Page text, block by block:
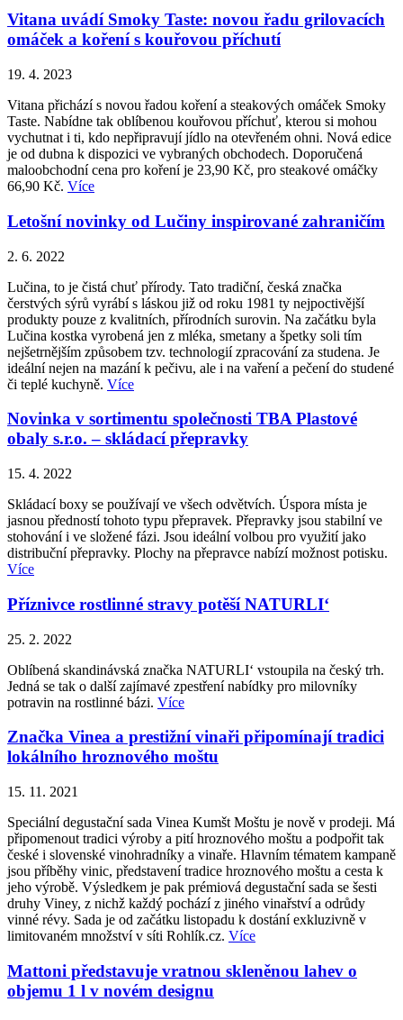
Vitana uvádí Smoky Taste: novou řadu grilovacích
omáček a koření s kouřovou příchutí
19. 4. 2023
Vitana přichází s novou řadou koření a steakových omáček Smoky
Taste. Nabídne tak oblíbenou kouřovou příchuť, kterou si mohou
vychutnat i ti, kdo nepřipravují jídlo na otevřeném ohni. Nová edice
je od dubna k dispozici ve vybraných obchodech. Doporučená
maloobchodní cena pro koření je 23,90 Kč, pro steakové omáčky
66,90 Kč. Více
Letošní novinky od Lučiny inspirované zahraničím
2. 6. 2022
Lučina, to je čistá chuť přírody. Tato tradiční, česká značka
čerstvých sýrů vyrábí s láskou již od roku 1981 ty nejpoctivější
produkty pouze z kvalitních, přírodních surovin. Na začátku byla
Lučina kostka vyrobená jen z mléka, smetany a špetky soli tím
nejšetrnějším způsobem tzv. technologií zpracování za studena. Je
ideální nejen na mazání k pečivu, ale i na vaření a pečení do studené
či teplé kuchyně. Více
Novinka v sortimentu společnosti TBA Plastové
obaly s.r.o. – skládací přepravky
15. 4. 2022
Skládací boxy se používají ve všech odvětvích. Úspora místa je
jasnou předností tohoto typu přepravek. Přepravky jsou stabilní ve
stohování i ve složené fázi. Jsou ideální volbou pro využití jako
distribuční přepravky. Plochy na přepravce nabízí možnost potisku.
Více
Příznivce rostlinné stravy potěší NATURLI‘
25. 2. 2022
Oblíbená skandinávská značka NATURLI‘ vstoupila na český trh.
Jedná se tak o další zajímavé zpestření nabídky pro milovníky
potravin na rostlinné bázi. Více
Značka Vinea a prestižní vinaři připomínají tradici
lokálního hroznového moštu
15. 11. 2021
Speciální degustační sada Vinea Kumšt Moštu je nově v prodeji. Má
připomenout tradici výroby a pití hroznového moštu a podpořit tak
české i slovenské vinohradníky a vinaře. Hlavním tématem kampaně
jsou příběhy vinic, představení tradice hroznového moštu a cesta k
jeho výrobě. Výsledkem je pak prémiová degustační sada se šesti
druhy Viney, z nichž každý pochází z jiného vinařství a odrůdy
vinné révy. Sada je od začátku listopadu k dostání exkluzivně v
limitovaném množství v síti Rohlík.cz. Více
Mattoni představuje vratnou skleněnou lahev o
objemu 1 l v novém designu